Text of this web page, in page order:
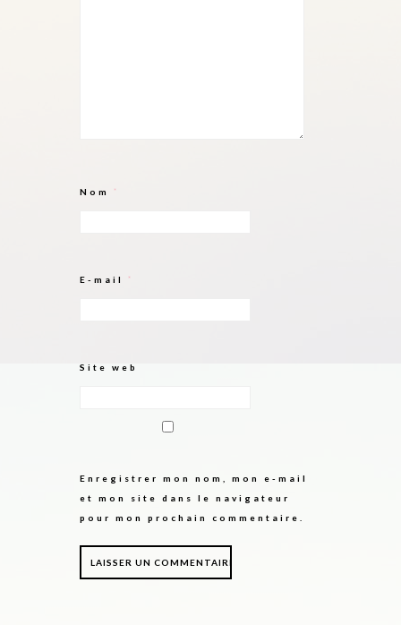
Nom *
E-mail *
Site web
Enregistrer mon nom, mon e-mail
et mon site dans le navigateur
pour mon prochain commentaire.